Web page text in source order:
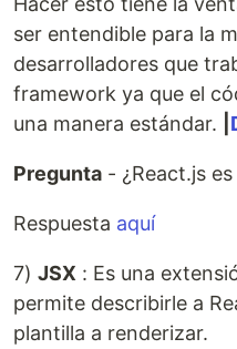
ser entendible para la
desarrolladores que
framework ya que el
una manera estándar.
Pregunta - ¿React.js
Respuesta aquí
7) JSX : Es una
permite describirle a
plantilla a renderizar.